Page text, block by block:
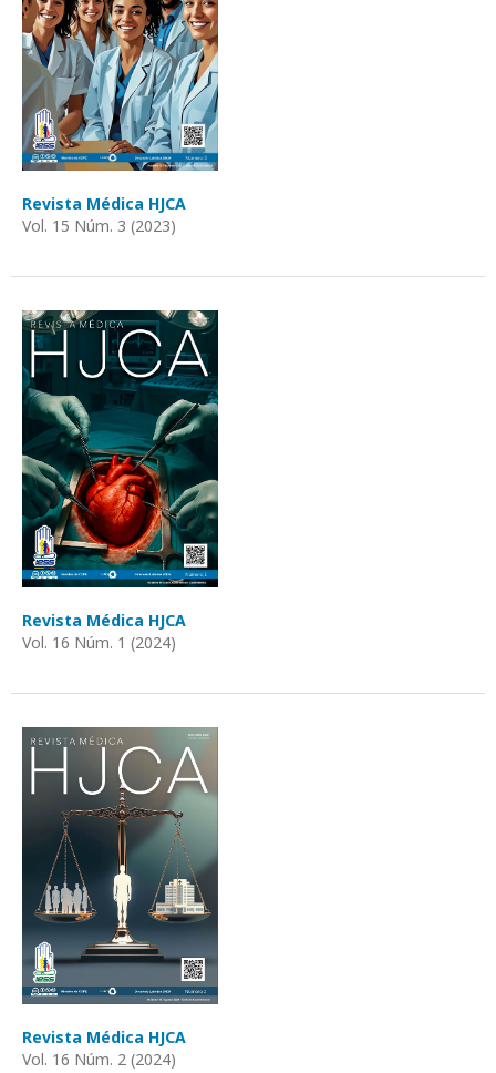
Revista Médica HJCA
Vol. 15 Núm. 3 (2023)
Revista Médica HJCA
Vol. 16 Núm. 1 (2024)
Revista Médica HJCA
Vol. 16 Núm. 2 (2024)